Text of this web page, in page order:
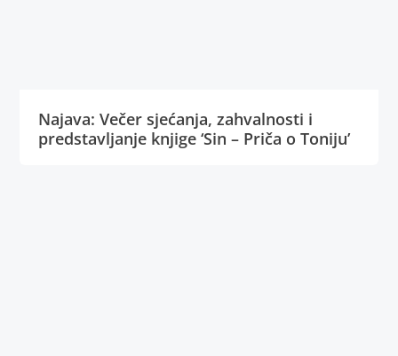
Najava: Večer sjećanja, zahvalnosti i
predstavljanje knjige ‘Sin – Priča o Toniju’